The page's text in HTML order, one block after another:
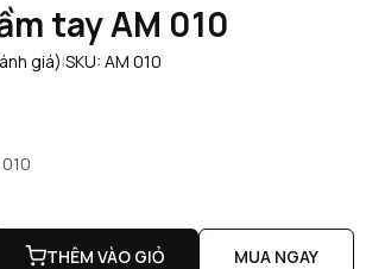
tay AM 010
giá)|SKU: AM 010
THÊM VÀO GIỎ MUA NGAY